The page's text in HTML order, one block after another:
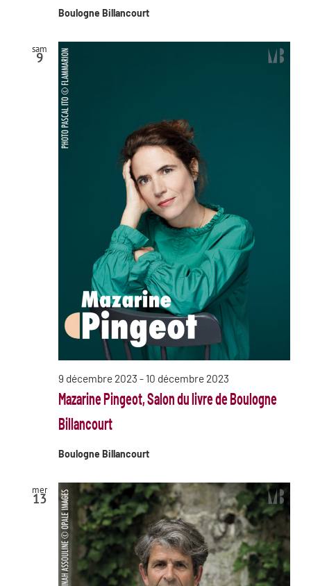
Boulogne Billancourt
sam
9
Mazarine Pingeot, Salon du livre de Boulogne
Billancourt
9 décembre 2023 - 10 décembre 2023
Boulogne Billancourt
mer
13